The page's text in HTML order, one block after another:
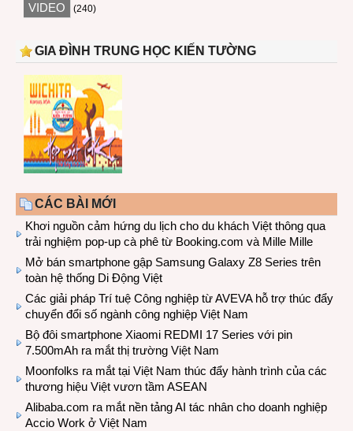
VIDEO (240)
GIA ĐÌNH TRUNG HỌC KIẾN TƯỜNG
CÁC BÀI MỚI
Khơi nguồn cảm hứng du lịch cho du khách Việt thông qua
trải nghiệm pop-up cà phê từ Booking.com và Mille Mille
Mở bán smartphone gập Samsung Galaxy Z8 Series trên
toàn hệ thống Di Động Việt
Các giải pháp Trí tuệ Công nghiệp từ AVEVA hỗ trợ thúc đẩy
chuyển đổi số ngành công nghiệp Việt Nam
Bộ đôi smartphone Xiaomi REDMI 17 Series với pin
7.500mAh ra mắt thị trường Việt Nam
Moonfolks ra mắt tại Việt Nam thúc đẩy hành trình của các
thương hiệu Việt vươn tầm ASEAN
Alibaba.com ra mắt nền tảng AI tác nhân cho doanh nghiệp
Accio Work ở Việt Nam